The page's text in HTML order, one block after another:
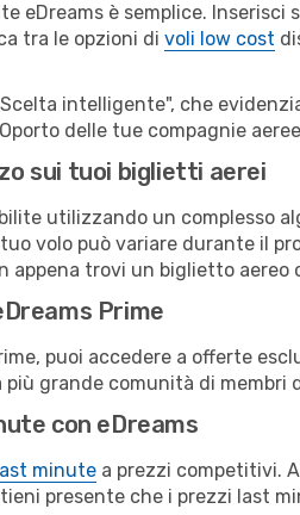
eDreams è semplice.
tra le opzioni di voli low cost
intelligente", che
delle tue compagnie
sui tuoi biglietti aerei
utilizzando un complesso
volo può variare durante il
appena trovi un biglietto
Prime
puoi accedere a offerte
grande comunità di membri
con eDreams
minute a prezzi competitivi.
presente che i prezzi last